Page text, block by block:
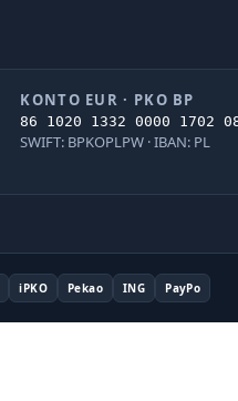
KONTO EUR · PKO BP
86 1020 1332 0000 1702
SWIFT: BPKOPLPW · IBAN: PL
iPKO Pekao ING PayPo